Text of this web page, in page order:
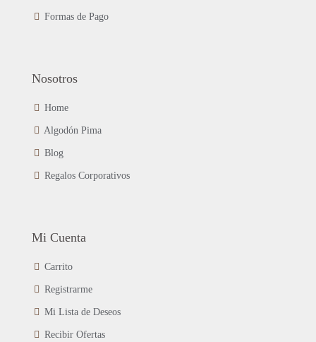
producto
Formas de Pago
Nosotros
Home
Algodón Pima
Blog
Regalos Corporativos
Mi Cuenta
Carrito
Registrarme
Mi Lista de Deseos
Recibir Ofertas